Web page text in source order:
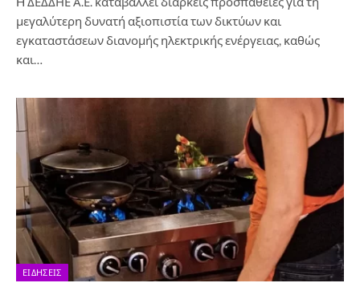
μεγαλύτερη δυνατή αξιοπιστία των δικτύων και
εγκαταστάσεων διανομής ηλεκτρικής ενέργειας, καθώς
και…
ΕΙΔΉΣΕΙΣ